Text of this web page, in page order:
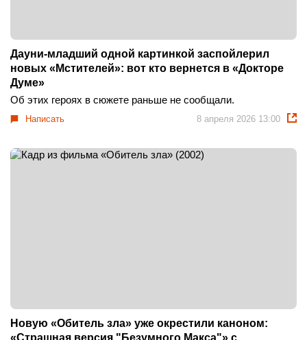
Дауни-младший одной картинкой заспойлерил
новых «Мстителей»: вот кто вернется в «Докторе
Думе»
Об этих героях в сюжете раньше не сообщали.
Написать 8 апреля 2026 13:00
Новую «Обитель зла» уже окрестили каноном: